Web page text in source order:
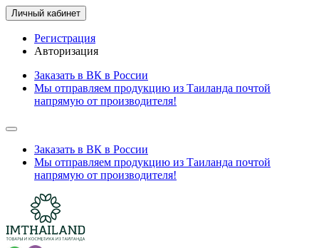
Личный кабинет
Регистрация
Авторизация
Заказать в ВК в России
Мы отправляем продукцию из Таиланда почтой
напрямую от производителя!
Заказать в ВК в России
Мы отправляем продукцию из Таиланда почтой
напрямую от производителя!